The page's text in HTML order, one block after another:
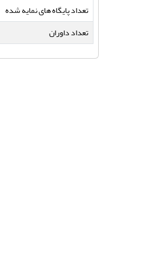
تعداد پایگاه های نمایه شده
تعداد داوران